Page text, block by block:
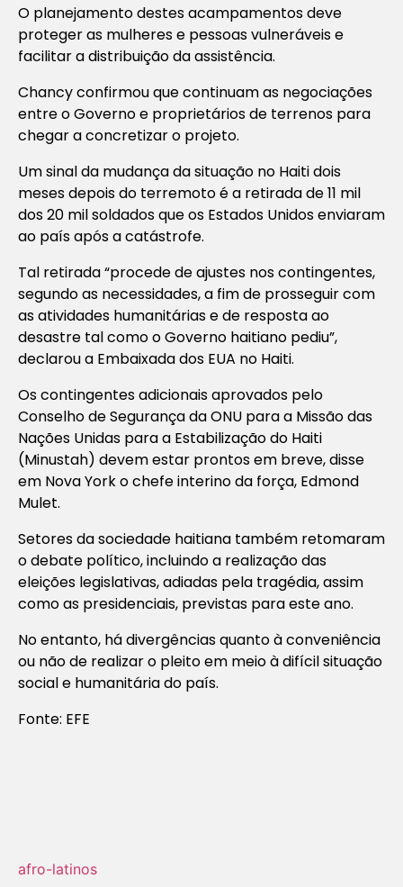
O planejamento destes acampamentos deve
proteger as mulheres e pessoas vulneráveis e
facilitar a distribuição da assistência.
Chancy confirmou que continuam as negociações
entre o Governo e proprietários de terrenos para
chegar a concretizar o projeto.
Um sinal da mudança da situação no Haiti dois
meses depois do terremoto é a retirada de 11 mil
dos 20 mil soldados que os Estados Unidos enviaram
ao país após a catástrofe.
Tal retirada “procede de ajustes nos contingentes,
segundo as necessidades, a fim de prosseguir com
as atividades humanitárias e de resposta ao
desastre tal como o Governo haitiano pediu”,
declarou a Embaixada dos EUA no Haiti.
Os contingentes adicionais aprovados pelo
Conselho de Segurança da ONU para a Missão das
Nações Unidas para a Estabilização do Haiti
(Minustah) devem estar prontos em breve, disse
em Nova York o chefe interino da força, Edmond
Mulet.
Setores da sociedade haitiana também retomaram
o debate político, incluindo a realização das
eleições legislativas, adiadas pela tragédia, assim
como as presidenciais, previstas para este ano.
No entanto, há divergências quanto à conveniência
ou não de realizar o pleito em meio à difícil situação
social e humanitária do país.
Fonte: EFE
afro-latinos